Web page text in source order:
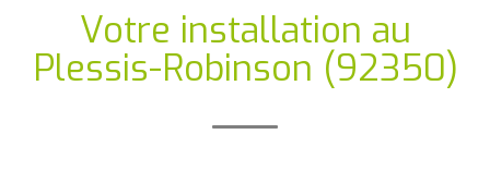
Votre installation au
Plessis-Robinson (92350)